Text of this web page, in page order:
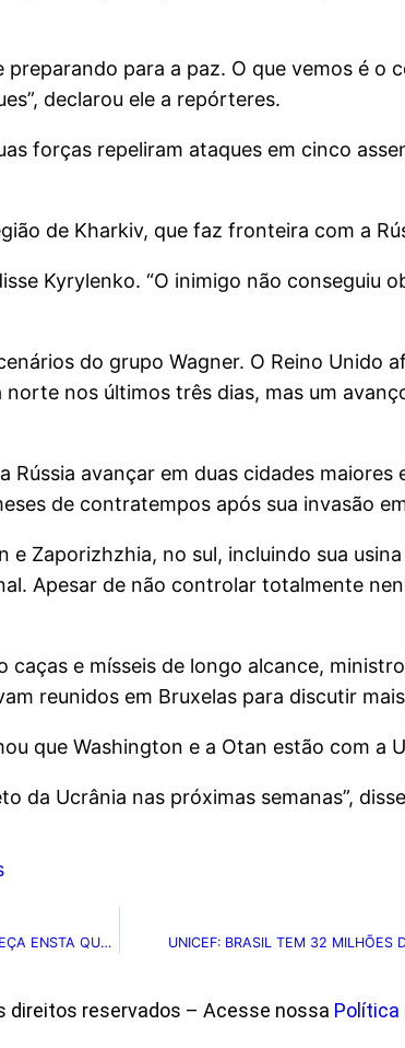
para a paz. O que vemos é o
declarou ele a repórteres.
forças repeliram ataques em cinco
de Kharkiv, que faz fronteira com a
Kyrylenko. “O inimigo não conseguiu
do grupo Wagner. O Reino Unido
nos últimos três dias, mas um
avançar em duas cidades
de contratempos após sua invasão
Zaporizhzhia, no sul, incluindo sua
Apesar de não controlar totalmente
e mísseis de longo alcance,
reunidos em Bruxelas para discutir
que Washington e a Otan estão com a
da Ucrânia nas próximas semanas”,
ABONO SALARIAL TEM R$ 357,9 MILHÕES ESQUECIDOS; SAQUE COMEÇA ENSTA QUARTA UNICEF: BRASIL TEM 32 MILHÕES
direitos reservados – Acesse nossa Política